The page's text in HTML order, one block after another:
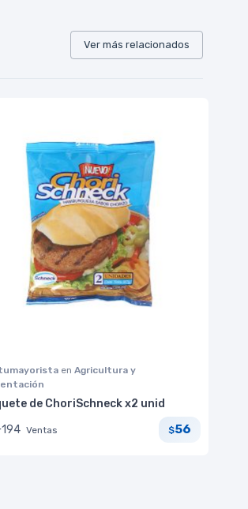
Ver más relacionados
en Agricultura y
de ChoriSchneck x2 unid
Ventas $56